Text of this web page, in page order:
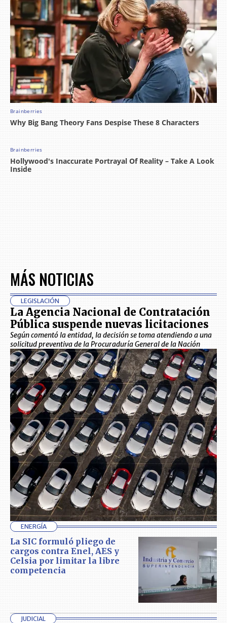
MÁS NOTICIAS
LEGISLACIÓN
La Agencia Nacional de Contratación
Pública suspende nuevas licitaciones
Según comentó la entidad, la decisión se toma atendiendo a una
solicitud preventiva de la Procuraduría General de la Nación
ENERGÍA
La SIC formuló pliego de
cargos contra Enel, AES y
Celsia por limitar la libre
competencia
JUDICIAL